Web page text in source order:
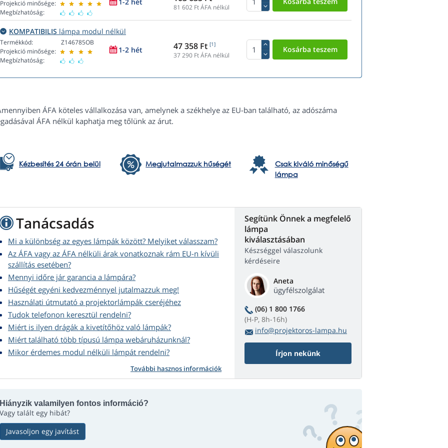
Projekció minősége:
Megbízhatóság:
81 602 Ft ÁFA nélkül
KOMPATIBILIS lámpa modul nélkül
Termékkód:
Projekció minősége:
Megbízhatóság:
Z146785OB
1-2 hét 47 358 Ft [1]
37 290 Ft ÁFA nélkül
ÁFA köteles vállalkozása van, amelynek a székhelye az EU-ban található, az adószáma
ÁFA nélkül kaphatja meg tőlünk az árut.
Kézbesítés 24 órán belül Megjutalmazzuk hűségét
Csak kiváló minőségű
lámpa
Tanácsadás
Mi a különbség az egyes lámpák között? Melyiket válasszam?
Az ÁFA vagy az ÁFA nélküli árak vonatkoznak rám EU-n kívüli
szállítás esetében?
Mennyi időre jár garancia a lámpára?
Hűségét egyéni kedvezménnyel jutalmazzuk meg!
Használati útmutató a projektorlámpák cseréjéhez
Tudok telefonon keresztül rendelni?
Miért is ilyen drágák a kivetítőhöz való lámpák?
Miért található több típusú lámpa webáruházunknál?
Mikor érdemes modul nélküli lámpát rendelni?
További hasznos információk
Segítünk Önnek a megfelelő
lámpa
kiválasztásában
Készséggel válaszolunk
kérdéseire
Aneta
ügyfélszolgálat
(06) 1 800 1766
(H-P, 8h-16h)
info@projektoros-lampa.hu
Írjon nekünk
Hiányzik valamilyen fontos információ?
Vagy talált egy hibát?
Javasoljon egy javítást